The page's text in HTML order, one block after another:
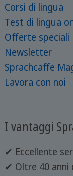
Corsi di lingua
Test di lingua
Offerte speciali
Newsletter
Sprachcaffe
Lavora con noi
I vantaggi
✔ Eccellente
✔ Oltre 40 anni